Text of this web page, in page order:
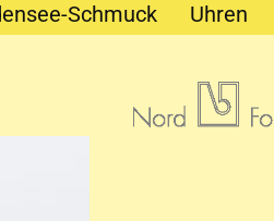
Schmuck Uhren